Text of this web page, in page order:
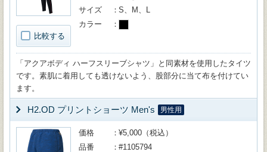
比較する
サイズ
S、M、L
カラー
「アクアボディ ハーフスリーブシャツ」と同素材を使用したタイツ
です。素肌に着用しても透けないよう、股部分に当て布を付けてい
ます。
H2.OD プリントショーツ Men's 男性用
価格
¥5,000（税込）
品番
#1105794